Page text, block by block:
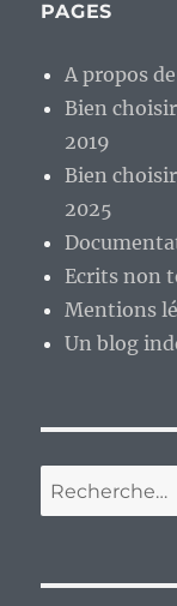
PAGES
A propos
Bien
2019
Bien
2025
Ecrits non
Mentions
Un blog
Recherche
pour :